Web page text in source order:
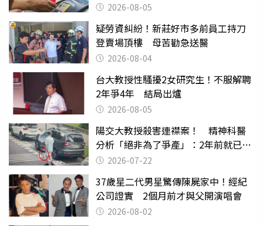
2026-08-05
疑勞資糾紛！新莊好市多前員工持刀
登賣場頂樓 母苦勸急送醫
2026-08-04
台大教授性騷擾2女研究生！不服解聘
2年爭4年 結局出爐
2026-08-05
陽交大教授殺害連襟案！ 精神科醫
分析「絕非為了爭產」：2年前就已言
行詭異
2026-07-22
37歲星二代男星驚傳陳屍家中！經紀
公司證實 2個月前才與父開演唱會
2026-08-02